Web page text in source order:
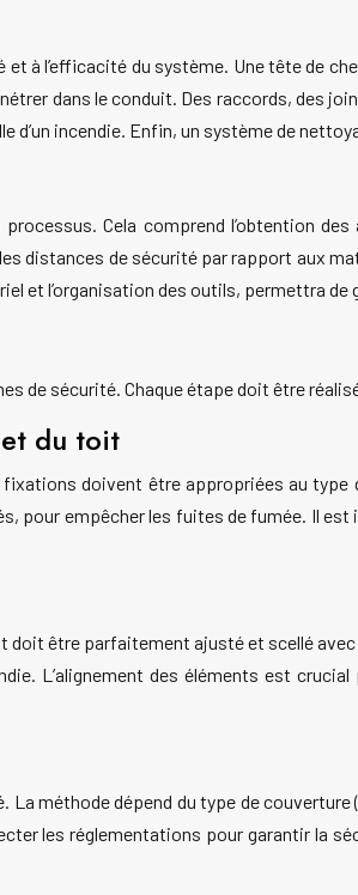
à l’efficacité du système. Une tête de
dans le conduit. Des raccords, des
incendie. Enfin, un système de
Cela comprend l’obtention
distances de sécurité par rapport aux
et l’organisation des outils, permettra de
de sécurité. Chaque étape doit être
du toit
doivent être appropriées au
pour empêcher les fuites de fumée. Il
doit être parfaitement ajusté et scellé
L’alignement des éléments est
méthode dépend du type de
les réglementations pour garantir la